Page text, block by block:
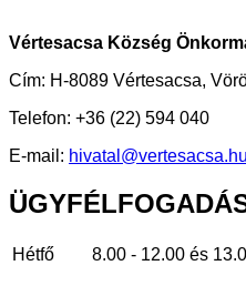
Vértesacsa Község
Cím: H-8089 Vértesacsa,
Telefon: +36 (22) 594 040
E-mail: hivatal@vertesacsa.hu
Hétfő 8.00 - 12.00 és